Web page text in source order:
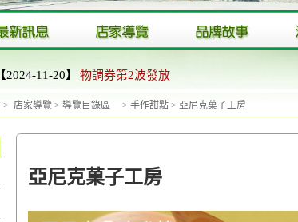
【2024-11-20】 物調券第2波發放
> 店家導覽 > 導覽目錄區 > 手作甜點 > 亞尼克菓子工房
亞尼克菓子工房